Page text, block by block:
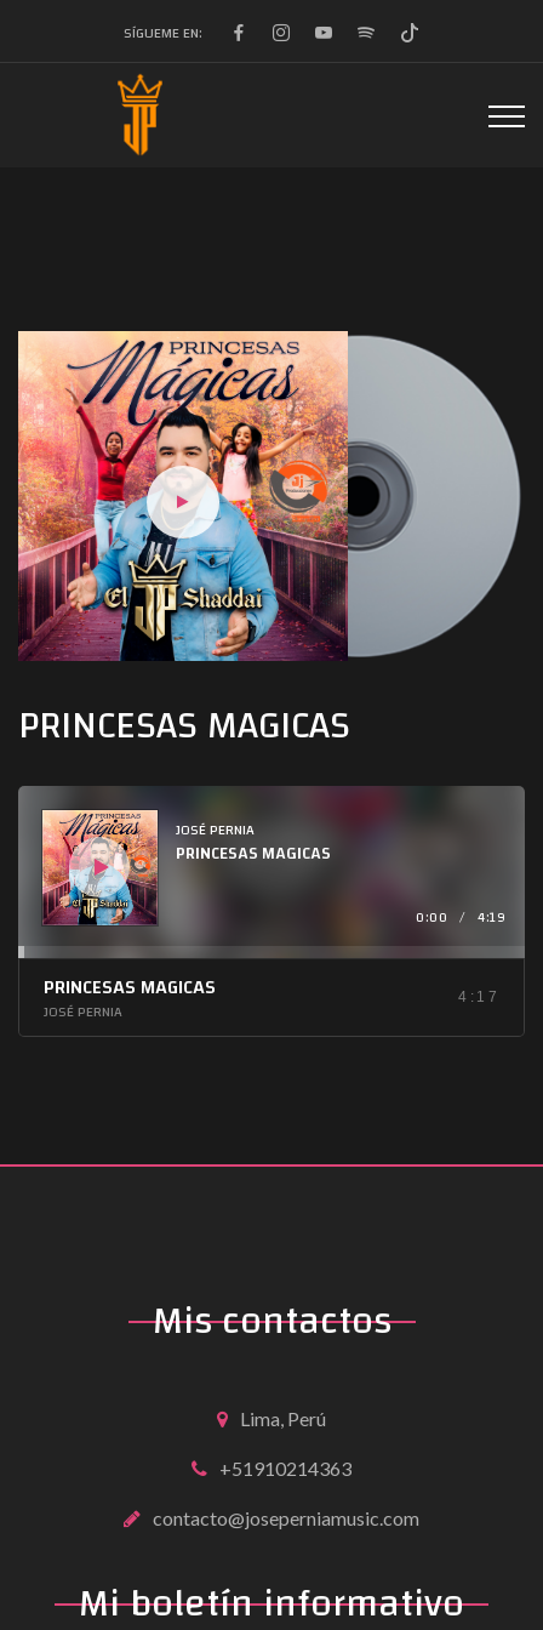
SÍGUEME EN:
PRINCESAS MAGICAS
Audio
Player
JOSÉ PERNIA
PRINCESAS MAGICAS
0:00 / 4:19
PRINCESAS MAGICAS
JOSÉ PERNIA
4:17
Mis contactos
Lima, Perú
+51910214363
contacto@joseperniamusic.com
Mi boletín informativo